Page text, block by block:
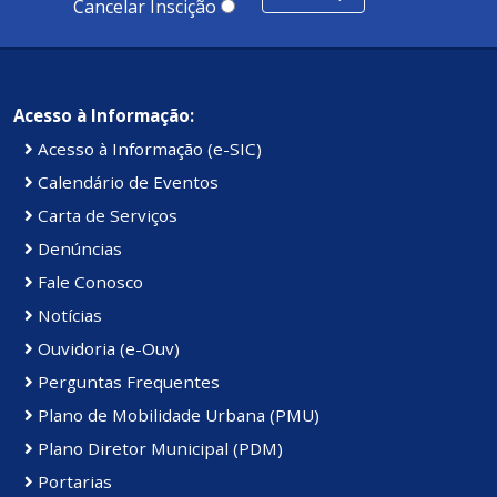
Cancelar Inscição
Acesso à Informação:
Acesso à Informação (e-SIC)
Calendário de Eventos
Carta de Serviços
Denúncias
Fale Conosco
Notícias
Ouvidoria (e-Ouv)
Perguntas Frequentes
Plano de Mobilidade Urbana (PMU)
Plano Diretor Municipal (PDM)
Portarias